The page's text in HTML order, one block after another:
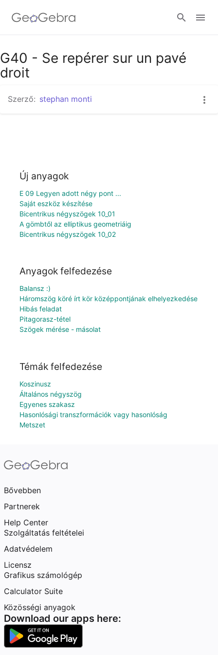
Bejelentkezés
G40 - Se repérer sur un pavé
droit
Szerző: stephan monti
Új anyagok
E 09 Legyen adott négy pont ...
Saját eszköz készítése
Bicentrikus négyszögek 10_01
A gömbtől az elliptikus geometriáig
Bicentrikus négyszögek 10_02
Anyagok felfedezése
Balansz :)
Háromszög köré írt kör középpontjának elhelyezkedése
Hibás feladat
Pitagorasz-tétel
Szögek mérése - másolat
Témák felfedezése
Koszinusz
Általános négyszög
Egyenes szakasz
Hasonlósági transzformációk vagy hasonlóság
Metszet
Bővebben
Partnerek
Help Center
Szolgáltatás feltételei
Adatvédelem
Licensz
Grafikus számológép
Calculator Suite
Közösségi anyagok
Download our apps here: